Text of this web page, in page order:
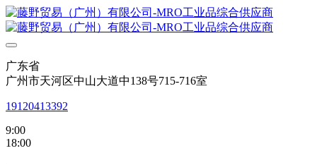
广东省
广州市天河区中山大道中138号715-716室
19120413392
9:00
18:00